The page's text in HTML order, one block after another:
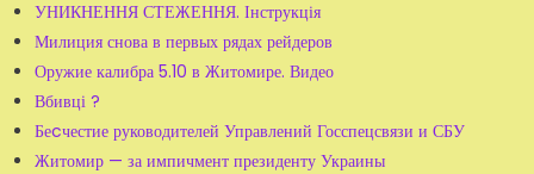
УНИКНЕННЯ СТЕЖЕННЯ. Інструкція
Милиция снова в первых рядах рейдеров
Оружие калибра 5.10 в Житомире. Видео
Вбивці ?
Беcчестие руководителей Управлений Госспецсвязи и СБУ
Житомир — за импичмент президенту Украины